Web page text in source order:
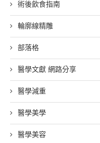
術後飲食指南
輪廓線精雕
部落格
醫學文獻 網路分享
醫學減重
醫學美學
醫學美容